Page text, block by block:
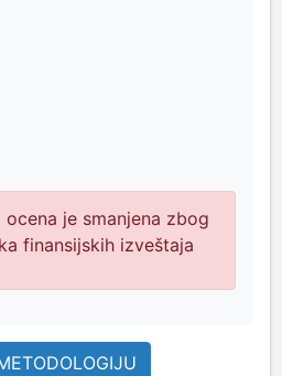
ocena je smanjena zbog
finansijskih izveštaja